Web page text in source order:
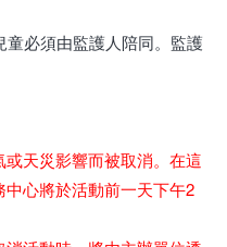
童必須由監護人陪同。監護
或天災影響而被取消。在這
心將於活動前一天下午2